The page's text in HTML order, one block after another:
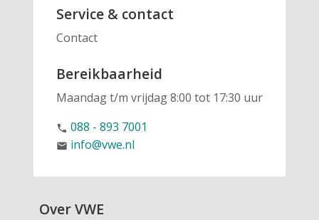
Service & contact
Contact
Bereikbaarheid
Maandag t/m vrijdag 8:00 tot 17:30 uur
phone 088 - 893 7001
email info@vwe.nl
Over VWE